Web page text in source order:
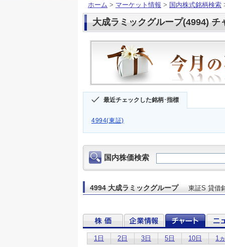
ホーム > マーケット情報 > 国内株式銘柄検索
大成ラミックグループ(4994) チ
最近チェックした銘柄･指標
4994(東証)